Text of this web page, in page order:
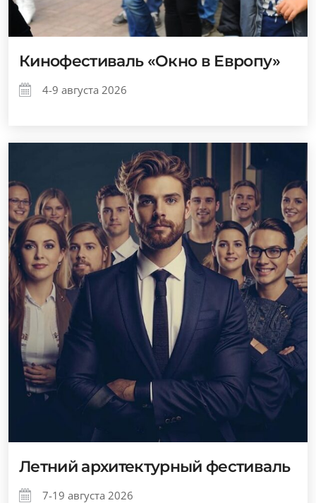
Кинофестиваль «Окно в Европу»
4-9 августа 2026
Летний архитектурный фестиваль
7-19 августа 2026